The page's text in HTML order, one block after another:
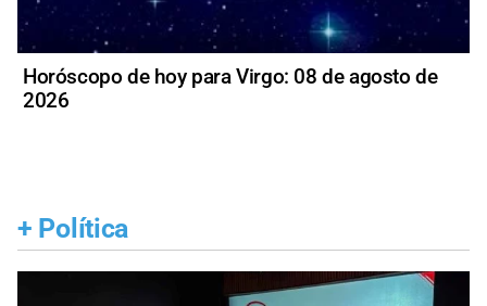
Horóscopo de hoy para Virgo: 08 de agosto de
2026
+ Política